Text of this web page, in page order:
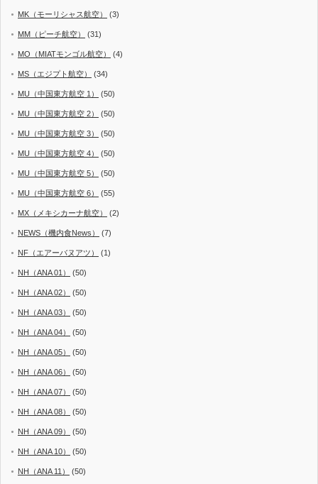
MK（モーリシャス航空） (3)
MM（ピーチ航空） (31)
MO（MIATモンゴル航空） (4)
MS（エジプト航空） (34)
MU（中国東方航空 1） (50)
MU（中国東方航空 2） (50)
MU（中国東方航空 3） (50)
MU（中国東方航空 4） (50)
MU（中国東方航空 5） (50)
MU（中国東方航空 6） (55)
MX（メキシカーナ航空） (2)
NEWS（機内食News） (7)
NF（エアーバヌアツ） (1)
NH（ANA 01） (50)
NH（ANA 02） (50)
NH（ANA 03） (50)
NH（ANA 04） (50)
NH（ANA 05） (50)
NH（ANA 06） (50)
NH（ANA 07） (50)
NH（ANA 08） (50)
NH（ANA 09） (50)
NH（ANA 10） (50)
NH（ANA 11） (50)